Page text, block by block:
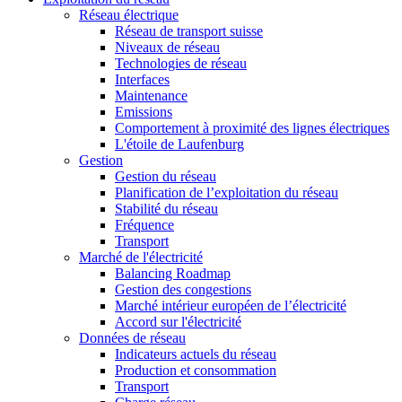
Réseau électrique
Réseau de transport suisse
Niveaux de réseau
Technologies de réseau
Interfaces
Maintenance
Emissions
Comportement à proximité des lignes électriques
L'étoile de Laufenburg
Gestion
Gestion du réseau
Planification de l’exploitation du réseau
Stabilité du réseau
Fréquence
Transport
Marché de l'électricité
Balancing Roadmap
Gestion des congestions
Marché intérieur européen de l’électricité
Accord sur l'électricité
Données de réseau
Indicateurs actuels du réseau
Production et consommation
Transport